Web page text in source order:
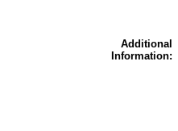
Additional
Information: